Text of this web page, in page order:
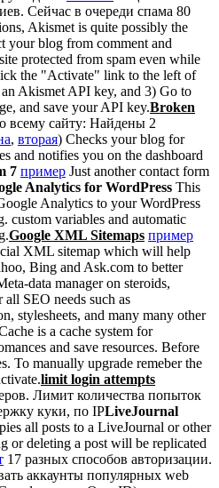
Сейчас в очереди спама 80
Akismet is quite possibly the
your blog from comment and
protected from spam even while
the "Activate" link to the left of
Akismet API key, and 3) Go to
and save your API key.Broken
всему сайту: Найдены 2
, вторая) Checks your blog for
and notifies you on the dashboard
7 пример Just another contact form
Analytics for WordPress This
Analytics to your WordPress
custom variables and automatic
Google XML Sitemaps пример
XML sitemap which will help
Bing and Ask.com to better
data manager on steroids,
SEO needs such as
stylesheets, and many many other
is a cache system for
and save resources. Before
To manually upgrade remeber the
limit login attempts
Лимит количества попыток
куки, по IPLiveJournal
all posts to a LiveJournal or other
or deleting a post will be replicated
17 разных способов авторизации.
аккаунты популярных web